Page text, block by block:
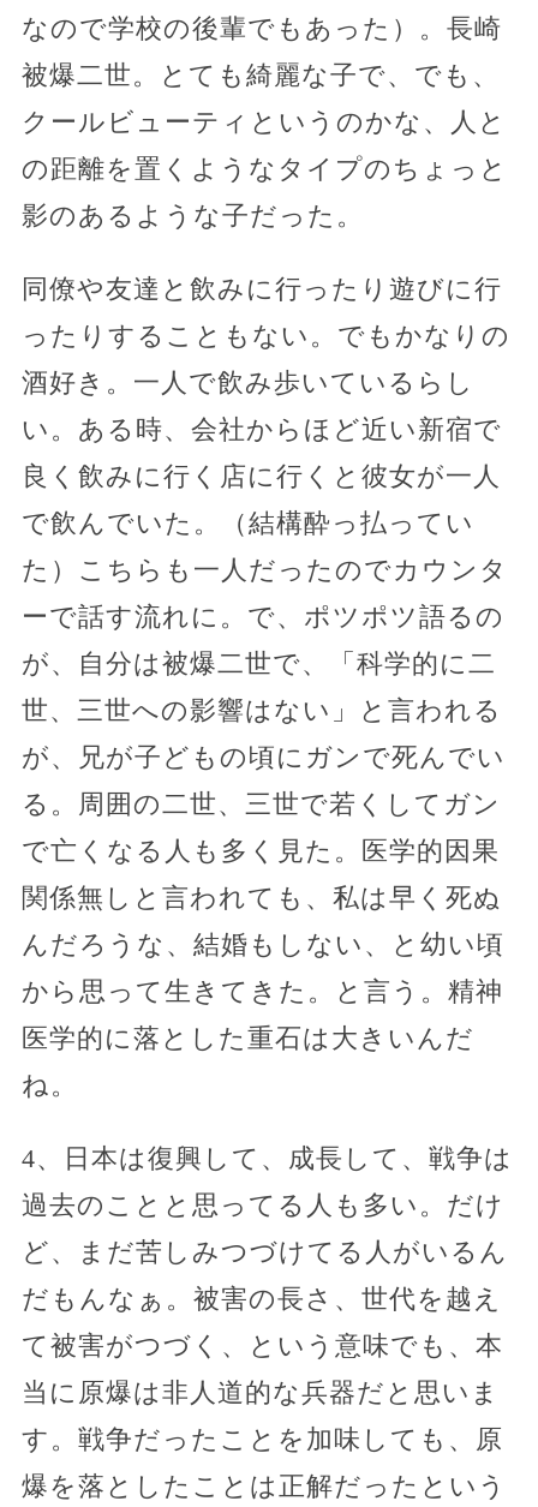
なので学校の後輩でもあった）。長崎
被爆二世。とても綺麗な子で、でも、
クールビューティというのかな、人と
の距離を置くようなタイプのちょっと
影のあるような子だった。
同僚や友達と飲みに行ったり遊びに行
ったりすることもない。でもかなりの
酒好き。一人で飲み歩いているらし
い。ある時、会社からほど近い新宿で
良く飲みに行く店に行くと彼女が一人
で飲んでいた。（結構酔っ払ってい
た）こちらも一人だったのでカウンタ
ーで話す流れに。で、ポツポツ語るの
が、自分は被爆二世で、「科学的に二
世、三世への影響はない」と言われる
が、兄が子どもの頃にガンで死んでい
る。周囲の二世、三世で若くしてガン
で亡くなる人も多く見た。医学的因果
関係無しと言われても、私は早く死ぬ
んだろうな、結婚もしない、と幼い頃
から思って生きてきた。と言う。精神
医学的に落とした重石は大きいんだ
ね。
4、日本は復興して、成長して、戦争は
過去のことと思ってる人も多い。だけ
ど、まだ苦しみつづけてる人がいるん
だもんなぁ。被害の長さ、世代を越え
て被害がつづく、という意味でも、本
当に原爆は非人道的な兵器だと思いま
す。戦争だったことを加味しても、原
爆を落としたことは正解だったという